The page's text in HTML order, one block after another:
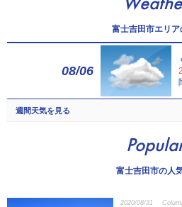
富士吉田市エリア
08/06
週間天気を見る
富士吉田市の人
2020/08/31